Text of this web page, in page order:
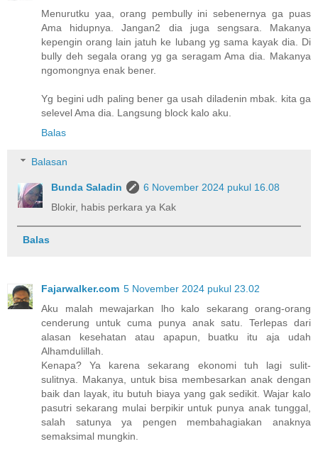
Menurutku yaa, orang pembully ini sebenernya ga puas
Ama hidupnya. Jangan2 dia juga sengsara. Makanya
kepengin orang lain jatuh ke lubang yg sama kayak dia. Di
bully deh segala orang yg ga seragam Ama dia. Makanya
ngomongnya enak bener.
Yg begini udh paling bener ga usah diladenin mbak. kita ga
selevel Ama dia. Langsung block kalo aku.
Balas
Balasan
Bunda Saladin
6 November 2024 pukul 16.08
Blokir, habis perkara ya Kak
Balas
Fajarwalker.com 5 November 2024 pukul 23.02
Aku malah mewajarkan lho kalo sekarang orang-orang
cenderung untuk cuma punya anak satu. Terlepas dari
alasan kesehatan atau apapun, buatku itu aja udah
Alhamdulillah.
Kenapa? Ya karena sekarang ekonomi tuh lagi sulit-
sulitnya. Makanya, untuk bisa membesarkan anak dengan
baik dan layak, itu butuh biaya yang gak sedikit. Wajar kalo
pasutri sekarang mulai berpikir untuk punya anak tunggal,
salah satunya ya pengen membahagiakan anaknya
semaksimal mungkin.